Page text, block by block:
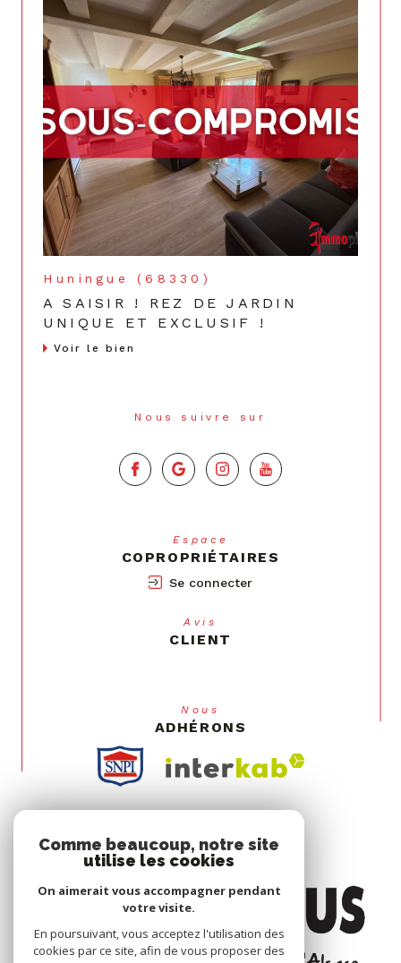
Huningue (68330)
A SAISIR ! REZ DE JARDIN
UNIQUE ET EXCLUSIF !
Voir le bien
Nous suivre sur
Espace
COPROPRIÉTAIRES
Se connecter
Avis
CLIENT
Nous
ADHÉRONS
Comme beaucoup, notre site
utilise les cookies
On aimerait vous accompagner pendant
votre visite.
En poursuivant, vous acceptez l'utilisation des
cookies par ce site, afin de vous proposer des